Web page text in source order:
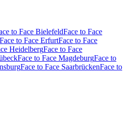
to Face BielefeldFace to Face
Face to Face ErfurtFace to Face
HeidelbergFace to Face
Face to Face MagdeburgFace to
Face to Face SaarbrückenFace to